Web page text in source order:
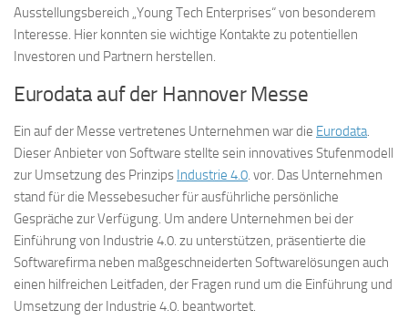
Ausstellungsbereich „Young Tech Enterprises“ von besonderem
Interesse. Hier konnten sie wichtige Kontakte zu potentiellen
Investoren und Partnern herstellen.
Eurodata auf der Hannover Messe
Ein auf der Messe vertretenes Unternehmen war die Eurodata.
Dieser Anbieter von Software stellte sein innovatives Stufenmodell
zur Umsetzung des Prinzips Industrie 4.0. vor. Das Unternehmen
stand für die Messebesucher für ausführliche persönliche
Gespräche zur Verfügung. Um andere Unternehmen bei der
Einführung von Industrie 4.0. zu unterstützen, präsentierte die
Softwarefirma neben maßgeschneiderten Softwarelösungen auch
einen hilfreichen Leitfaden, der Fragen rund um die Einführung und
Umsetzung der Industrie 4.0. beantwortet.